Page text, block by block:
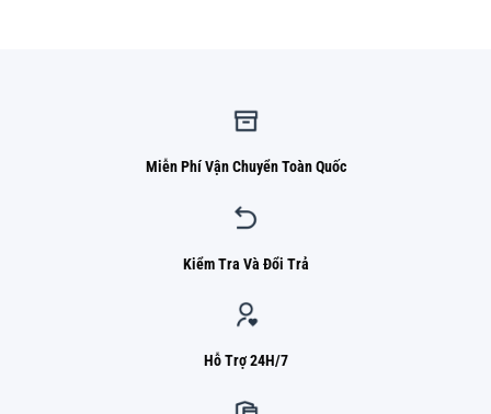
Miễn Phí Vận Chuyển Toàn Quốc
Kiểm Tra Và Đổi Trả
Hỗ Trợ 24H/7